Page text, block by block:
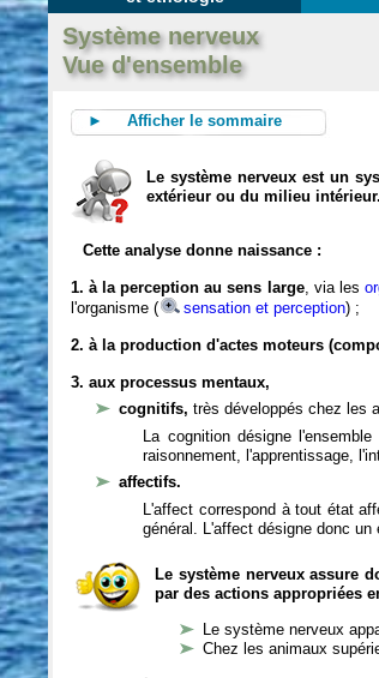
Système nerveux
Vue d'ensemble
► Afficher le sommaire
Le système nerveux est un
extérieur ou du milieu intérieur.
Cette analyse donne naissance :
1. à la perception au sens large, via les
l'organisme (
sensation et perception) ;
2. à la production d'actes moteurs
3. aux processus mentaux,
cognitifs,très développés chez les
La cognition désigne
raisonnement, l'apprentissage,
affectifs.
L'affect correspond à tout état
général. L'affect désigne donc
Le système nerveux assure
par des actions appropriées
Le système nerveux
Chez les animaux